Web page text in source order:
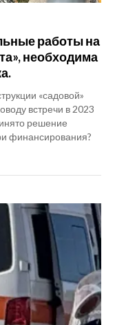
работы на
необходима
«садовой»
встречи в 2023
решение
финансирования?